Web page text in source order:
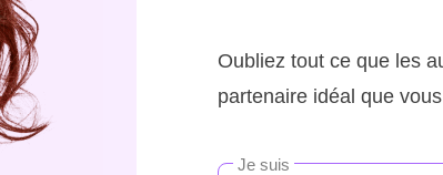
Oubliez tout ce que les
partenaire idéal que
Je suis